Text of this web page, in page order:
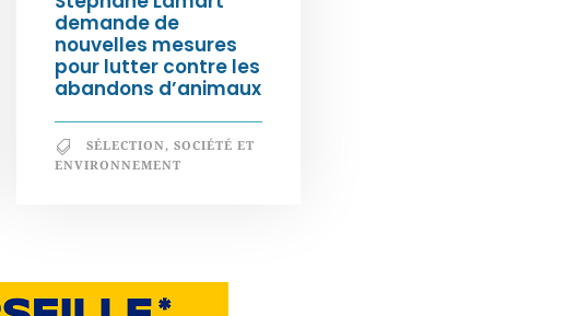
demande de
nouvelles mesures
pour lutter contre les
abandons d’animaux
SÉLECTION, SOCIÉTÉ ET
ENVIRONNEMENT